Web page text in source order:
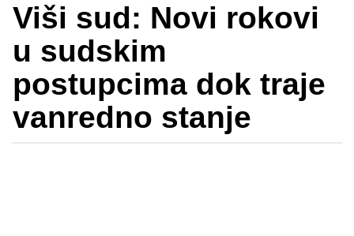
Viši sud: Novi rokovi
u sudskim
postupcima dok traje
vanredno stanje